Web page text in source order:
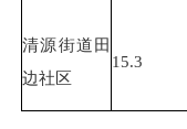
清源街道田
边社区
15.3